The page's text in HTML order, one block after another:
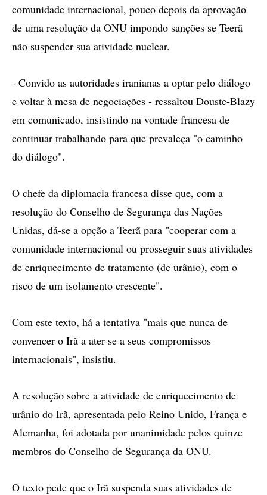
comunidade internacional, pouco depois da aprovação
de uma resolução da ONU impondo sanções se Teerã
não suspender sua atividade nuclear.
- Convido as autoridades iranianas a optar pelo diálogo
e voltar à mesa de negociações - ressaltou Douste-Blazy
em comunicado, insistindo na vontade francesa de
continuar trabalhando para que prevaleça "o caminho
do diálogo".
O chefe da diplomacia francesa disse que, com a
resolução do Conselho de Segurança das Nações
Unidas, dá-se a opção a Teerã para "cooperar com a
comunidade internacional ou prosseguir suas atividades
de enriquecimento de tratamento (de urânio), com o
risco de um isolamento crescente".
Com este texto, há a tentativa "mais que nunca de
convencer o Irã a ater-se a seus compromissos
internacionais", insistiu.
A resolução sobre a atividade de enriquecimento de
urânio do Irã, apresentada pelo Reino Unido, França e
Alemanha, foi adotada por unanimidade pelos quinze
membros do Conselho de Segurança da ONU.
O texto pede que o Irã suspenda suas atividades de